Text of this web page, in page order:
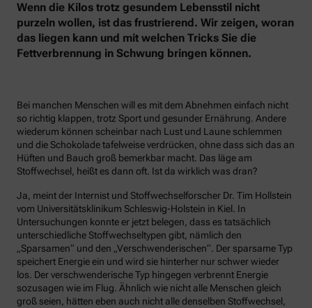
Wenn die Kilos trotz gesundem Lebensstil nicht
purzeln wollen, ist das frustrierend. Wir zeigen, woran
das liegen kann und mit welchen Tricks Sie die
Fettverbrennung in Schwung bringen können.
Bei manchen Menschen will es mit dem Abnehmen einfach nicht
so richtig klappen, trotz Sport und gesunder Ernährung. Andere
wiederum können scheinbar nach Lust und Laune schlemmen
und die Schokolade tafelweise verdrücken, ohne dass sich das an
Hüften und Bauch groß bemerkbar macht. Das läge am
Stoffwechsel, heißt es dann oft. Ist da wirklich was dran?
Ja, meint der Internist und Stoffwechselforscher Dr. Tim Hollstein
vom Universitätsklinikum Schleswig-Holstein in Kiel. In
Untersuchungen konnte er jetzt belegen, dass es tatsächlich
unterschiedliche Stoffwechseltypen gibt, nämlich den
„Sparsamen“ und den „Verschwenderischen“. Der sparsame Typ
speichert Energie ein und wird sie hinterher nur schwer wieder
los. Der verschwenderische Typ hingegen verbrennt Energie
sozusagen wie im Flug. Ähnlich wie nicht alle Menschen gleich
groß seien, hätten eben auch nicht alle denselben Stoffwechsel,